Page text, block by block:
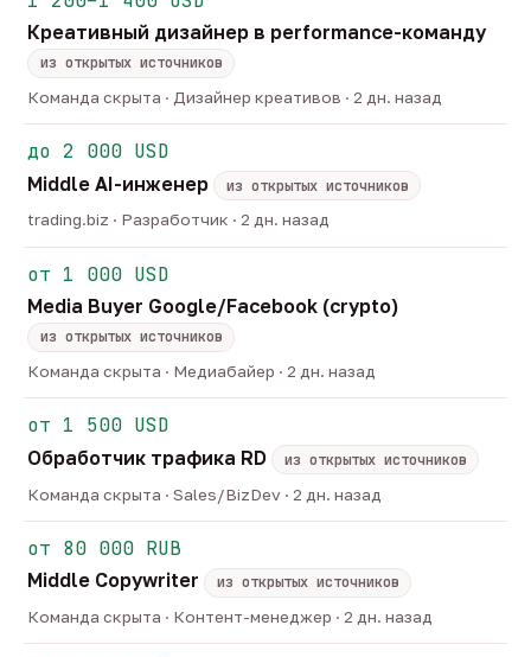
ГРЕЙД
junior44 middle251
head 23
только с зарплатой
(Greenhouse, Himalayas и другие).
Разбор:нейронка разбирает сырец каждые 30
минут — роль, вертикаль, формат, вилка, грейд.
Скам-фильтр:
без предоплат и взносов, без
обещаний гарантированного дохода, без увода в
Свежесть:протухшее удаляется автоматически
через 30 дней.
35TG-каналов ·5ATS-площадок ·643
Креативный дизайнер в performance-команду
из открытых источников
Команда скрыта · Дизайнер креативов · 2 дн. назад
до 2 000 USD
Middle AI-инженер
из открытых источников
trading.biz · Разработчик · 2 дн. назад
от 1 000 USD
Media Buyer Google/Facebook (crypto)
из открытых источников
Команда скрыта · Медиабайер · 2 дн. назад
от 1 500 USD
Обработчик трафика RD
из открытых источников
Команда скрыта · Sales/BizDev · 2 дн. назад
от 80 000 RUB
Middle Copywriter
из открытых источников
Команда скрыта · Контент-менеджер · 2 дн. назад